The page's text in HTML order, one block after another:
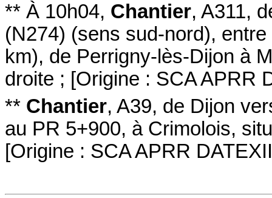
** À 10h04, Chantier, A311,
(N274) (sens sud-nord),
km), de Perrigny-lès-Dijon à
droite ; [Origine : SCA APRR
** Chantier, A39, de Dijon
au PR 5+900, à Crimolois,
[Origine : SCA APRR DATEXII